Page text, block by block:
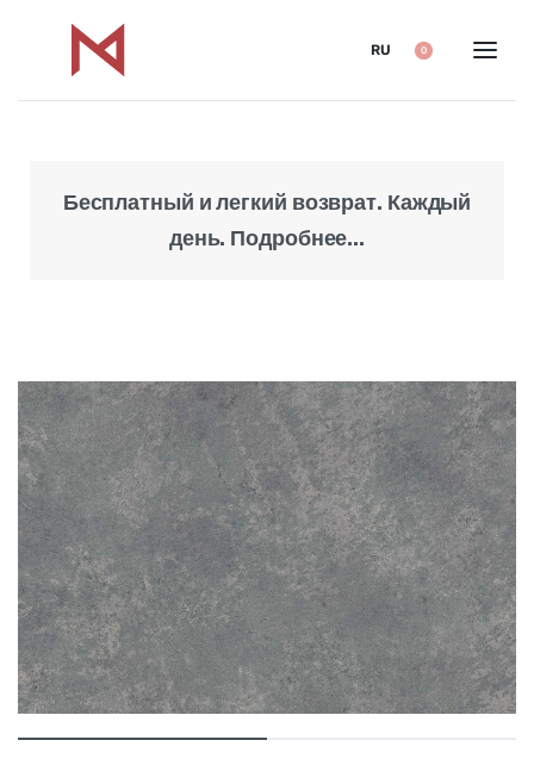
RU 0
Бесплатный и легкий возврат. Каждый
день. Подробнее...